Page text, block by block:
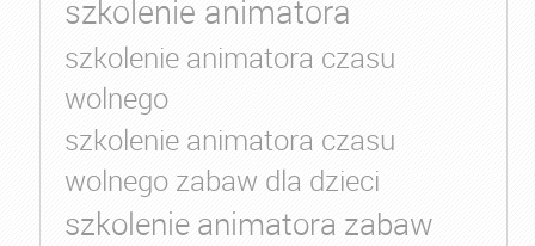
szkolenie animatora
szkolenie animatora czasu
wolnego
szkolenie animatora czasu
wolnego zabaw dla dzieci
szkolenie animatora zabaw